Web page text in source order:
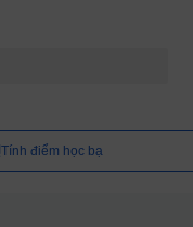
Tính điểm học bạ